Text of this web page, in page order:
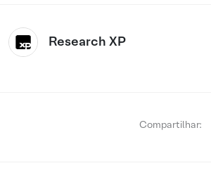
Research XP
Compartilhar: